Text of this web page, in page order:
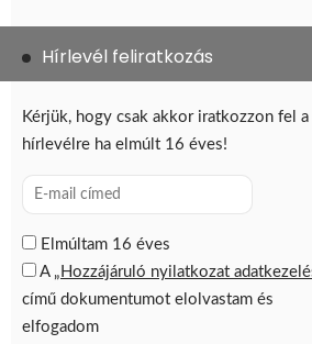
Hírlevél feliratkozás